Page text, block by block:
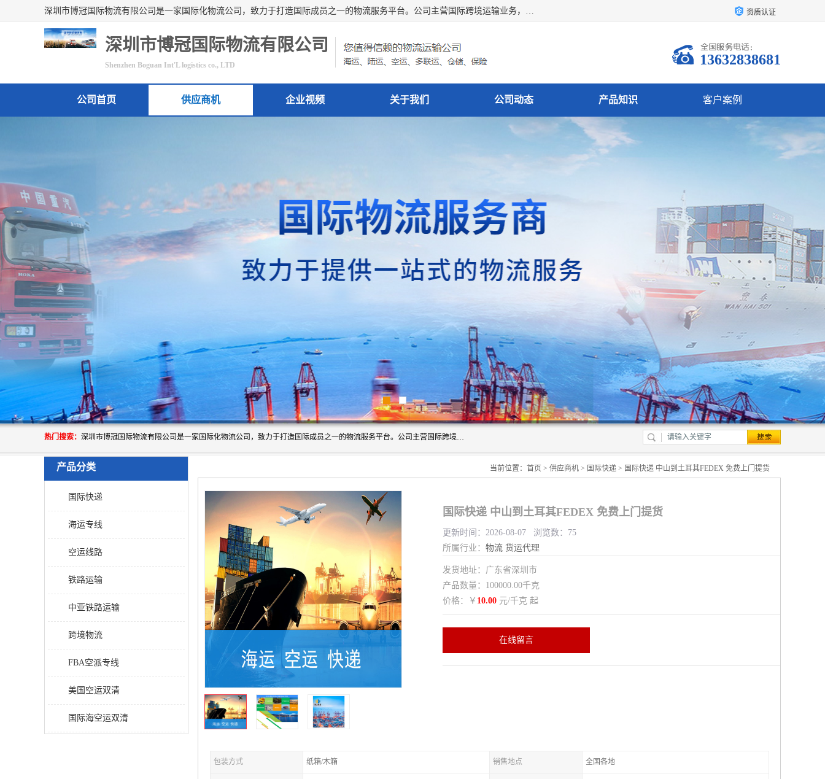
深圳市博冠国际物流有限公司是一家国际化物流公司，致力于打造国际成员之一的物流服务平台。公司主营国际跨境运输业务，提供国际快递、FBA空派专线、国际海空运、国际空运专线、中欧铁路运输等国际海空运、国际快递、国际铁路运输及跨境专线物流等各类进出口运输方面的业务。 资质认证
深圳市博冠国际物流有限公司
Shenzhen Boguan Int'L logistics co., LTD 13632838681
公司首页 供应商机 企业视频 关于我们 公司动态 产品知识 客户案例
热门搜索： 深圳市博冠国际物流有限公司是一家国际化物流公司，致力于打造国际成员之一的物流服务平台。公司主营国际跨境运输业务，提供国际快递、FBA空派专线、国际海空运、国际空运专线、中欧铁路运输等国际海空运、国际快递、国际铁路运输及跨境专线物流等各类进出口运输方面的业务。
产品分类
国际快递
海运专线
空运线路
铁路运输
中亚铁路运输
跨境物流
FBA空派专线
美国空运双清
国际海空运双清
当前位置： 首页 > 供应商机 > 国际快递 > 国际快递 中山到土耳其FEDEX 免费上门提货
国际快递 中山到土耳其FEDEX 免费上门提货
更新时间：2026-08-07 浏览数：75
所属行业： 物流 货运代理
发货地址：广东省深圳市
产品数量：100000.00千克
价格：￥ 10.00 元/千克 起
在线留言
包装方式 纸箱/木箱 销售地点 全国各地